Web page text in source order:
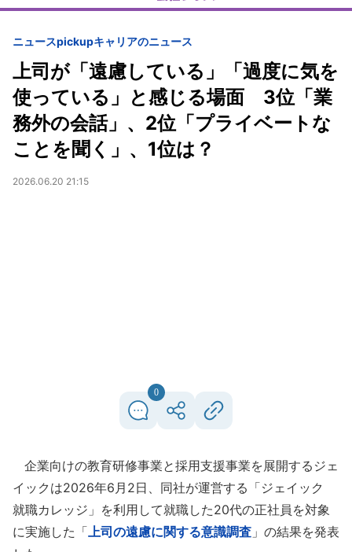
ニュースpickupキャリアのニュース
上司が「遠慮している」「過度に気を
使っている」と感じる場面 3位「業
務外の会話」、2位「プライベートな
ことを聞く」、1位は？
2026.06.20 21:15
0
企業向けの教育研修事業と採用支援事業を展開するジェ
イックは2026年6月2日、同社が運営する「ジェイック
就職カレッジ」を利用して就職した20代の正社員を対象
に実施した「上司の遠慮に関する意識調査 」の結果を発表